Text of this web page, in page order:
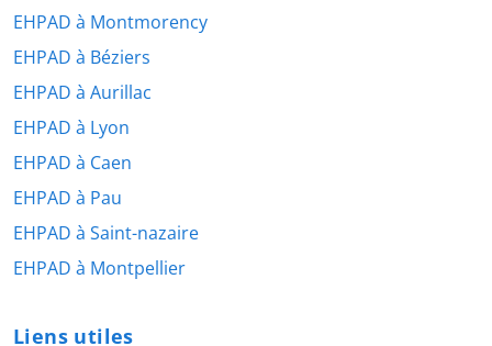
EHPAD à Montmorency
EHPAD à Béziers
EHPAD à Aurillac
EHPAD à Lyon
EHPAD à Caen
EHPAD à Pau
EHPAD à Saint-nazaire
EHPAD à Montpellier
Liens utiles